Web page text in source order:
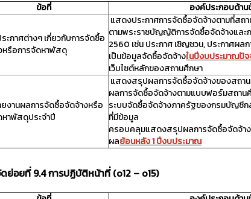
ข้อที่ องค์ประกอบด้า
ะกาศต่างๆ เกี่ยวกับการจัดซื้อ
หรือการจัดหาพัสดุ
แสดงประกาศการจัดซื้อจัดจ้างตามที่สถา
ตามพระราชบัญญัติการจัดซื้อจัดจ้างแล
2560 เช่น ประกาศ เชิญชวน, ประกาศผล
เป็นข้อมูลจัดซื้อจัดจ้างในปีงบประมาณปั
เว็บไซต์หลักของสถานศึกษา
ยงานผลการจัดซื้อจัดจ้างหรือ
หาพัสดุประจำปี
แสดงสรุปผลการจัดซื้อจัดจ้างของสถา
ผลการจัดซื้อจัดจ้างตามแบบฟอร์มสถาน
ระบบจัดซื้อจัดจ้างภาครัฐของกรมบัญชีก
ที่มีข้อมูล
ครอบคลุมแสดงสรุปผลการจัดซื้อจัดจ้าง
ผลย้อนหลัง 1 ปีงบประมาณ
ย่อยที่ 9.4 การปฏิบัติหน้าที่ (o12 – o15)